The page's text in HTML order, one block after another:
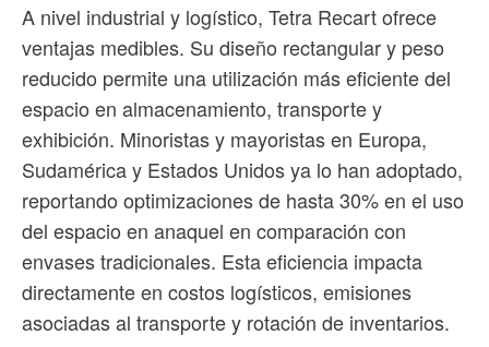
A nivel industrial y logístico, Tetra Recart ofrece
ventajas medibles. Su diseño rectangular y peso
reducido permite una utilización más eficiente del
espacio en almacenamiento, transporte y
exhibición. Minoristas y mayoristas en Europa,
Sudamérica y Estados Unidos ya lo han adoptado,
reportando optimizaciones de hasta 30% en el uso
del espacio en anaquel en comparación con
envases tradicionales. Esta eficiencia impacta
directamente en costos logísticos, emisiones
asociadas al transporte y rotación de inventarios.